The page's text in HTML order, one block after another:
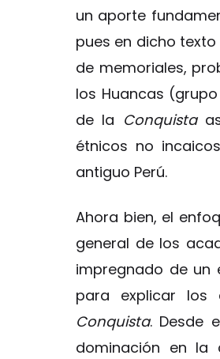
un aporte
pues en dicho
de memoriales,
los Huancas
de la Conquista
étnicos no
antiguo Perú.
Ahora bien, el
general de los
impregnado de un
para explicar los
Conquista. Desde
dominación en la